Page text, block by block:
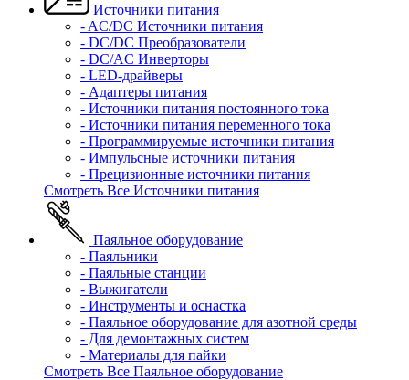
Источники питания
- AC/DC Источники питания
- DC/DC Преобразователи
- DC/AC Инверторы
- LED-драйверы
- Адаптеры питания
- Источники питания постоянного тока
- Источники питания переменного тока
- Программируемые источники питания
- Импульсные источники питания
- Прецизионные источники питания
Смотреть Все Источники питания
Паяльное оборудование
- Паяльники
- Паяльные станции
- Выжигатели
- Инструменты и оснастка
- Паяльное оборудование для азотной среды
- Для демонтажных систем
- Материалы для пайки
Смотреть Все Паяльное оборудование